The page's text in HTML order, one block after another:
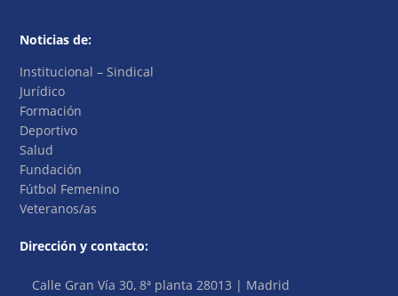
Noticias de:
Institucional – Sindical
Jurídico
Formación
Deportivo
Salud
Fundación
Fútbol Femenino
Veteranos/as
Dirección y contacto:
Calle Gran Vía 30, 8ª planta 28013 | Madrid